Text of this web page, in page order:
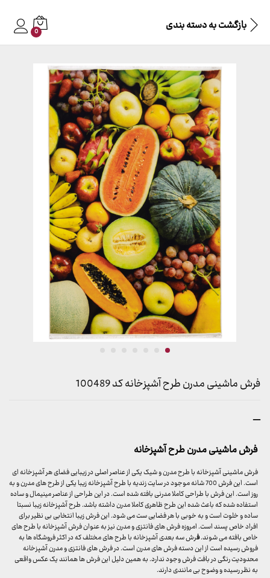
بازگشت بهدسته بندی 0
فرش ماشینی مدرن طرح آشپزخانه کد 100489
–محدوده
599,000 تومان
تا
15,999,000 تومان
فرش ماشینی مدرن طرح آشپزخانه
فرش ماشینی آشپزخانه با طرح مدرن و شیک یکی از عناصر اصلی در زیبایی فضای هر آشپزخانه ای
است. این فرش 700 شانه موجود در سایت زندیه با طرح آشپزخانه زیبا یکی از طرح های مدرن و به
روز است. این فرش با طراحی کاملا مدرنی بافته شده است. در این طراحی از عناصر مینیمال و ساده
استفاده شده که باعث شده این طرح ظاهری کاملا مدرن داشته باشد. طرح آشپزخانه زیبا نسبتا
ساده و خلوت است و به خوبی با هر فضایی ست می شود. این فرش زیبا انتخابی بی نظیر برای
افراد خاص پسند است. امروزه فرش های فانتزی و مدرن نیز به عنوان فرش آشپزخانه با طرح های
خاص بافته می شوند.فرش سه بعدی آشپزخانه با طرح های مختلف که در اکثر فروشگاه ها به
فروش رسیده است از این دسته فرش های مدرن است. در فرش های فانتزی و مدرن آشپزخانه
محدودیت رنگی در بافت فرش وجود ندارد. به همین دلیل این فرش ها همانند یک عکس واقعی
به نظر رسیده و وضوح بی مانندی دارند.